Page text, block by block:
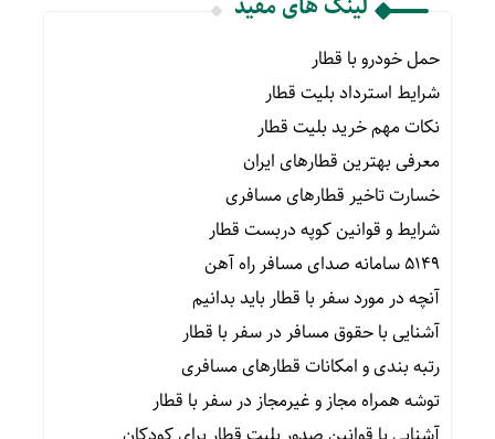
حمل خودرو با قطار
شرایط استرداد بلیت قطار
نکات مهم خرید بلیت قطار
معرفی بهترین قطارهای ایران
خسارت تاخیر قطارهای مسافری
شرایط و قوانین کوپه دربست قطار
۵۱۴۹ سامانه صدای مسافر راه آهن
آنچه در مورد سفر با قطار باید بدانیم
آشنایی با حقوق مسافر در سفر با قطار
رتبه بندی و امکانات قطارهای مسافری
توشه همراه مجاز و غیرمجاز در سفر با قطار